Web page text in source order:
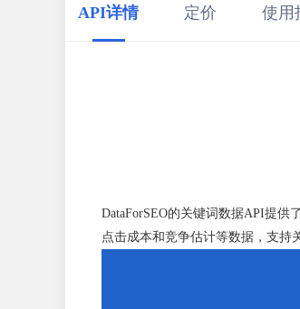
API详情 定价 使用
DataForSEO的关键词数据API提供
点击成本和竞争估计等数据，支持